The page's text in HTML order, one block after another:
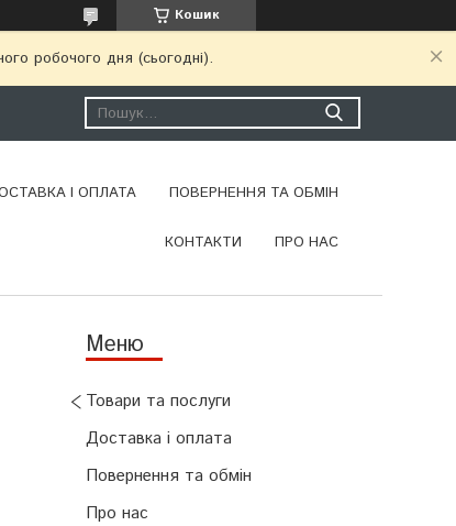
Кошик
робочого дня (сьогодні).
І ОПЛАТА ПОВЕРНЕННЯ ТА ОБМІН
КОНТАКТИ ПРО НАС
Товари та послуги
Доставка і оплата
Повернення та обмін
Про нас